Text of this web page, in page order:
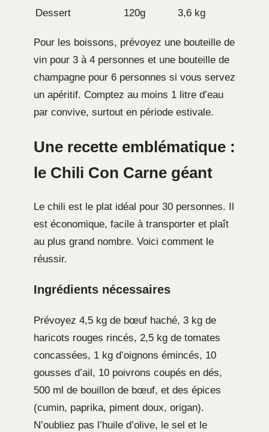
Dessert
120g 3,6 kg
Pour les boissons, prévoyez une bouteille de
vin pour 3 à 4 personnes et une bouteille de
champagne pour 6 personnes si vous servez
un apéritif. Comptez au moins 1 litre d’eau
par convive, surtout en période estivale.
Une recette emblématique :
le Chili Con Carne géant
Le chili est le plat idéal pour 30 personnes. Il
est économique, facile à transporter et plaît
au plus grand nombre. Voici comment le
réussir.
Ingrédients nécessaires
Prévoyez 4,5 kg de bœuf haché, 3 kg de
haricots rouges rincés, 2,5 kg de tomates
concassées, 1 kg d’oignons émincés, 10
gousses d’ail, 10 poivrons coupés en dés,
500 ml de bouillon de bœuf, et des épices
(cumin, paprika, piment doux, origan).
N’oubliez pas l’huile d’olive, le sel et le